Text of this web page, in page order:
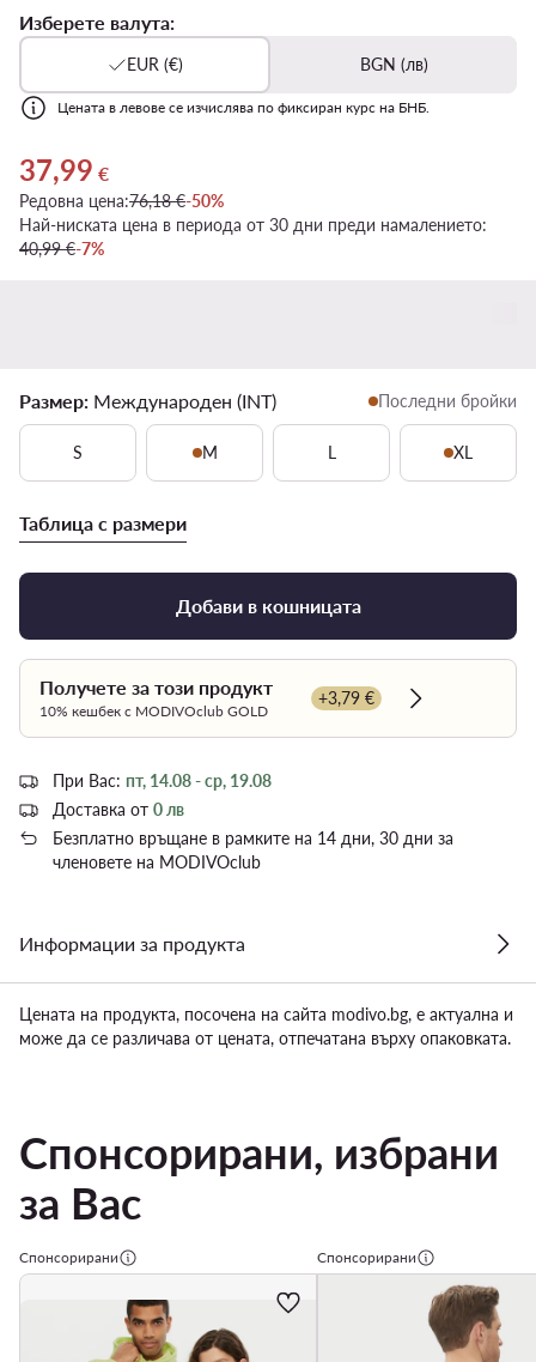
Изберете валута:
EUR (€) BGN (лв)
Цената в левове се изчислява по фиксиран курс на БНБ.
Актуална цена 37,99 €
37,99 €
Редовна цена:76,18 €-50%
Най-ниската цена в периода от 30 дни преди намалението:
40,99 €-7%
Размер: Международен (INT) Последни бройки
S M L XL
Таблица с размери
Добави в кошницата
Получете за този продукт
10% кешбек с MODIVOclub GOLD
+3,79 €
Dowiedz się
При Вас: пт, 14.08 - ср, 19.08
Доставка от 0 лв
Безплатно връщане в рамките на 14 дни, 30 дни за
членовете на MODIVOclub
Информации за продукта
Цената на продукта, посочена на сайта modivo.bg, е актуална и
може да се различава от цената, отпечатана върху опаковката.
Спонсорирани, избрани
за Вас
Спонсорирани Спонсорирани